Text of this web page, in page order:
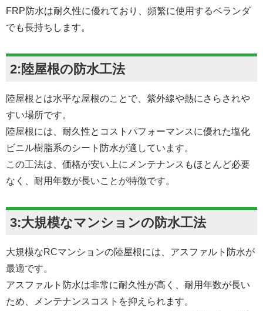
FRP防水は耐久性に優れており、頻繁に使用するベランダ
でも長持ちします。
2:陸屋根の防水工法
陸屋根とは水平な屋根のことで、紫外線や熱にさらされや
すい場所です。
陸屋根には、耐久性とコストパフォーマンスに優れた塩化
ビニル樹脂系のシート防水が適しています。
この工法は、価格が安い上にメンテナンスもほとんど必要
なく、耐用年数が長いことが特徴です。
3:大規模なマンションの防水工法
大規模なRCマンションの陸屋根には、アスファルト防水が
最適です。
アスファルト防水は非常に耐久性が高く、耐用年数が長い
ため、メンテナンスコストを抑えられます。